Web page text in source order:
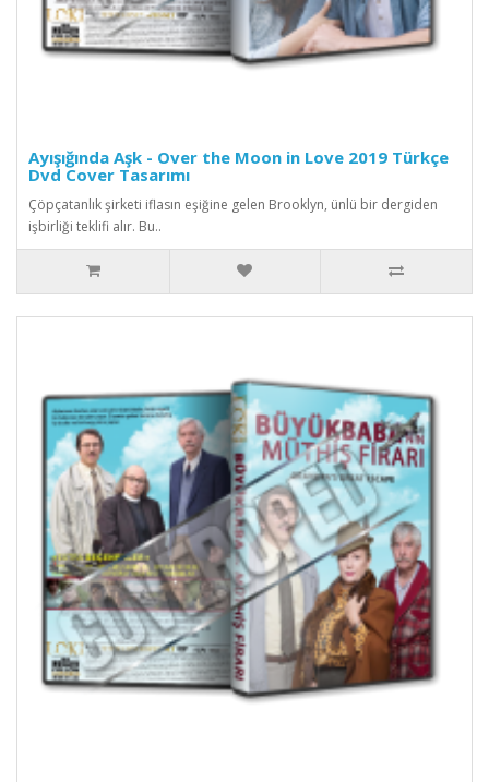
Ayışığında Aşk - Over the Moon in Love 2019 Türkçe
Dvd Cover Tasarımı
Çöpçatanlık şirketi iflasın eşiğine gelen Brooklyn, ünlü bir dergiden
işbirliği teklifi alır. Bu..